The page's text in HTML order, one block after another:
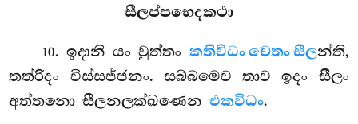
සීලප්පභෙදකථා
10. ඉදානි යං වුත්තං කතිවිධං චෙතං සීලන්ති,
තත්රිදං විස්සජ්ජනං. සබ්බමෙව තාව ඉදං සීලං
අත්තනො සීලනලක්ඛණෙනඑකවිධං.